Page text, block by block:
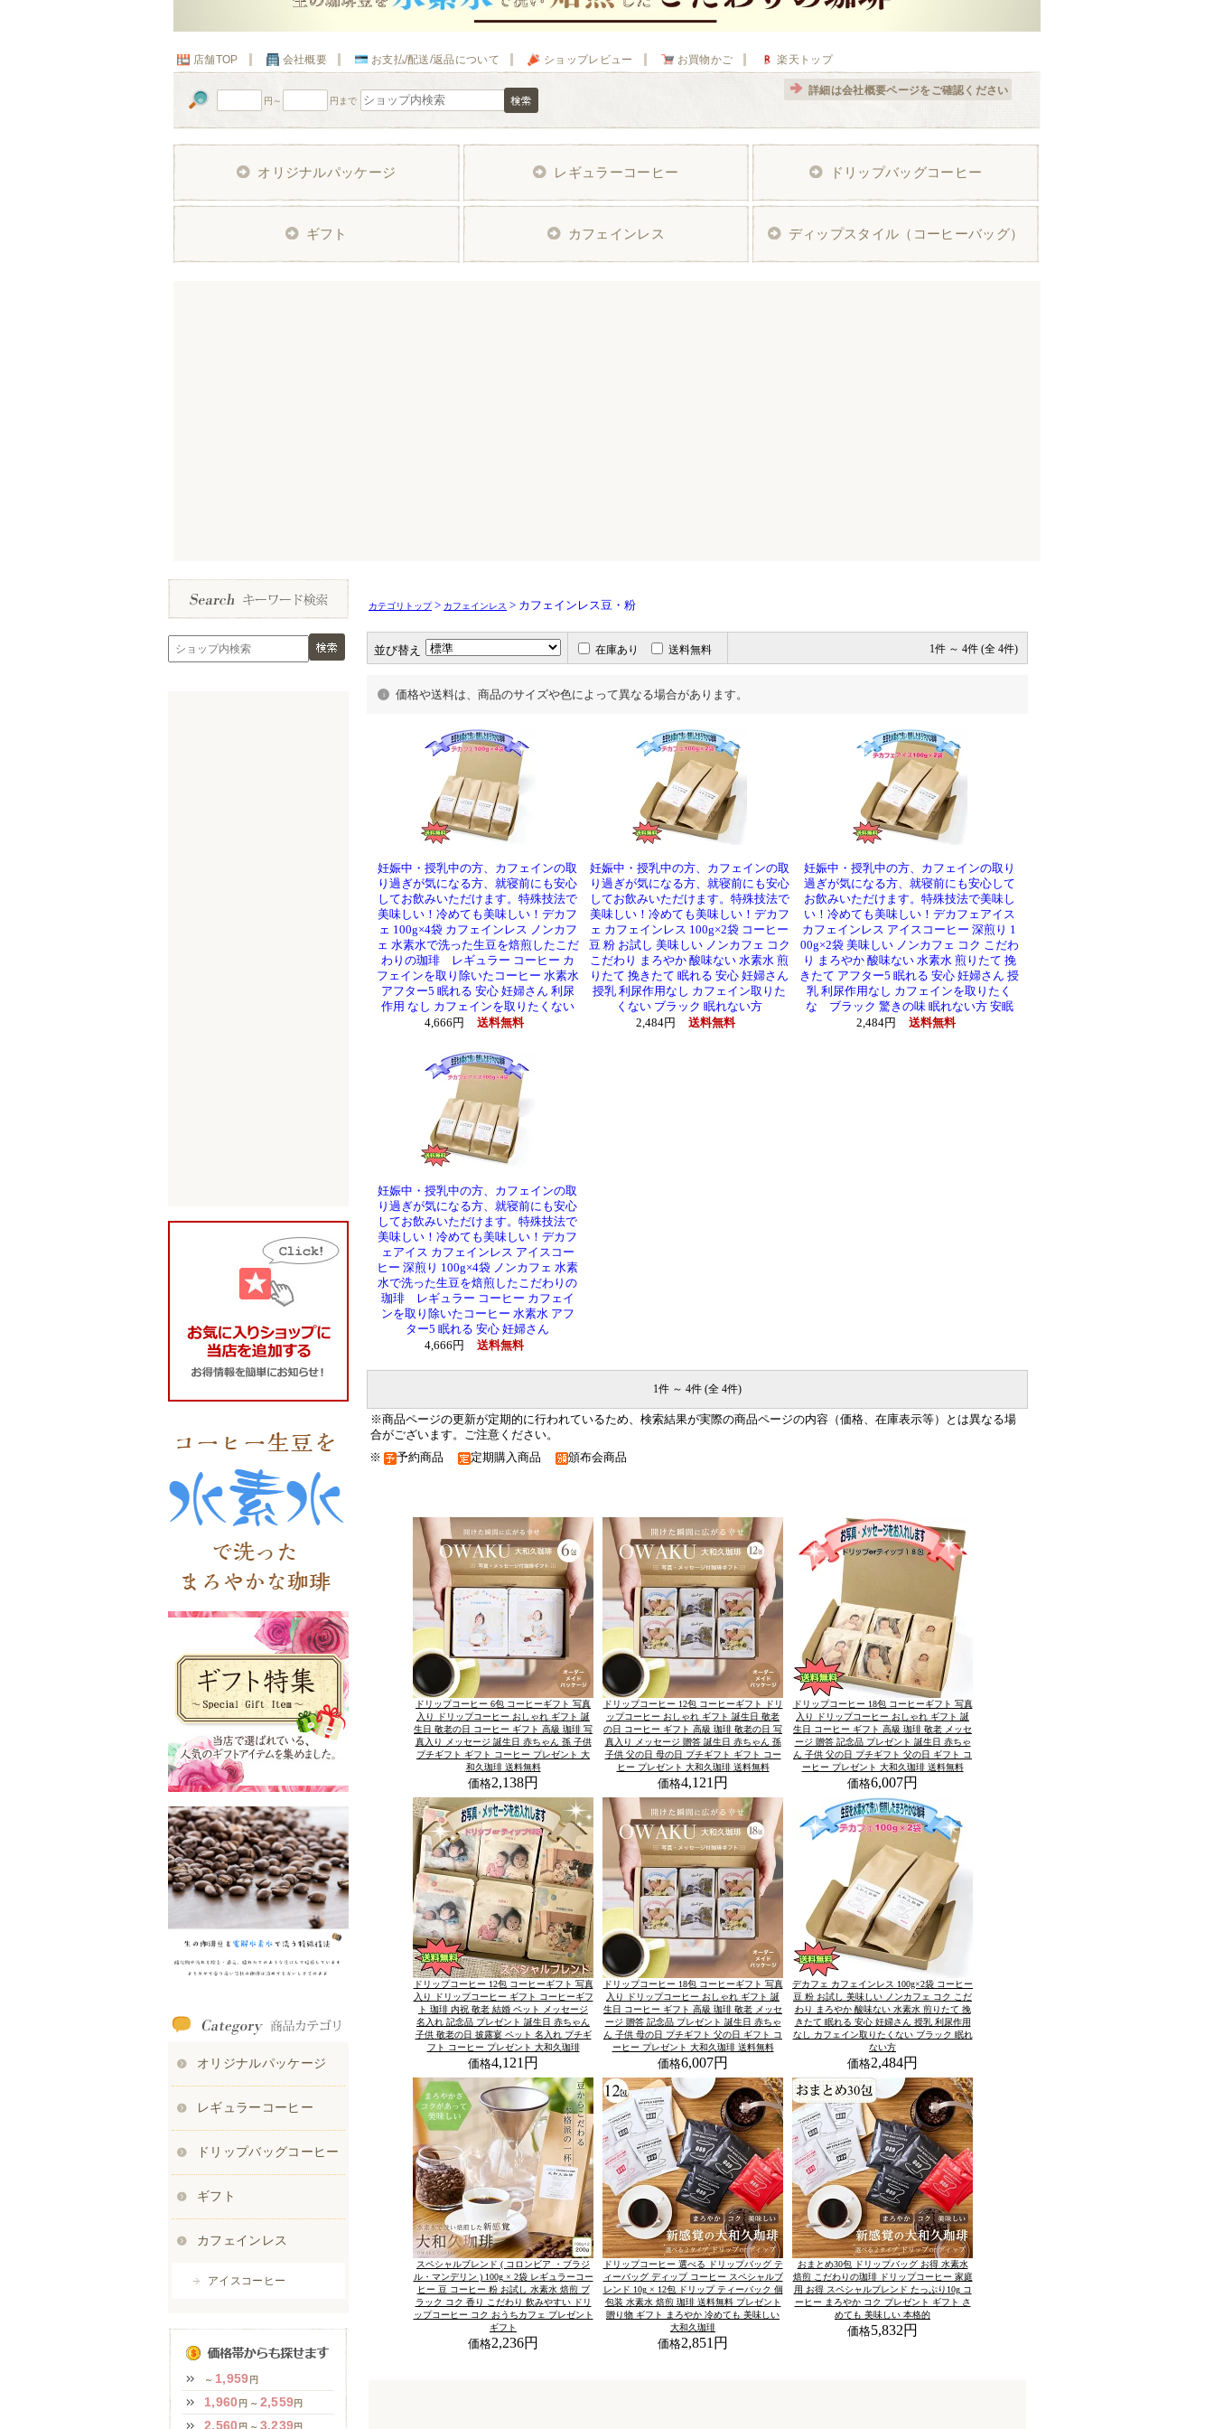
カテゴリトップ> カフェインレス > カフェインレス豆・粉
並び替え 在庫あり 送料無料 1件 ～ 4件 (全 4件)
価格や送料は、商品のサイズや色によって異なる場合があります。
妊娠中・授乳中の方、カフェインの取
り過ぎが気になる方、就寝前にも安心
してお飲みいただけます。特殊技法で
美味しい！冷めても美味しい！デカフ
ェ 100g×4袋 カフェインレス ノンカフ
ェ 水素水で洗った生豆を焙煎したこだ
わりの珈琲 レギュラー コーヒー カ
フェインを取り除いたコーヒー 水素水
アフター5 眠れる 安心 妊婦さん 利尿
作用 なし カフェインを取りたくない
4,666円
送料無料
妊娠中・授乳中の方、カフェインの取
り過ぎが気になる方、就寝前にも安心
してお飲みいただけます。特殊技法で
美味しい！冷めても美味しい！デカフ
ェ カフェインレス 100g×2袋 コーヒー
豆 粉 お試し 美味しい ノンカフェ コク
こだわり まろやか 酸味ない 水素水 煎
りたて 挽きたて 眠れる 安心 妊婦さん
授乳 利尿作用なし カフェイン取りた
くない ブラック 眠れない方
2,484円
送料無料
妊娠中・授乳中の方、カフェインの取り
過ぎが気になる方、就寝前にも安心して
お飲みいただけます。特殊技法で美味し
い！冷めても美味しい！デカフェアイス
カフェインレス アイスコーヒー 深煎り 1
00g×2袋 美味しい ノンカフェ コク こだわ
り まろやか 酸味ない 水素水 煎りたて 挽
きたて アフター5 眠れる 安心 妊婦さん 授
乳 利尿作用なし カフェインを取りたく
な ブラック 驚きの味 眠れない方 安眠
2,484円
送料無料
妊娠中・授乳中の方、カフェインの取
り過ぎが気になる方、就寝前にも安心
してお飲みいただけます。特殊技法で
美味しい！冷めても美味しい！デカフ
ェアイス カフェインレス アイスコー
ヒー 深煎り 100g×4袋 ノンカフェ 水素
水で洗った生豆を焙煎したこだわりの
珈琲 レギュラー コーヒー カフェイ
ンを取り除いたコーヒー 水素水 アフ
ター5 眠れる 安心 妊婦さん
4,666円
送料無料
1件 ～ 4件 (全 4件)
※商品ページの更新が定期的に行われているため、検索結果が実際の商品ページの内容（価格、在庫表示等）とは異なる場
合がございます。ご注意ください。
※ 予約商品 定期購入商品 頒布会商品
ドリップコーヒー 6包 コーヒーギフト 写真
入り ドリップコーヒー おしゃれ ギフト 誕
生日 敬老の日 コーヒー ギフト 高級 珈琲 写
真入り メッセージ 誕生日 赤ちゃん 孫 子供
プチギフト ギフト コーヒー プレゼント 大
和久珈琲 送料無料
価格2,138円
ドリップコーヒー 12包 コーヒーギフト ドリ
ップコーヒー おしゃれ ギフト 誕生日 敬老
の日 コーヒー ギフト 高級 珈琲 敬老の日 写
真入り メッセージ 贈答 誕生日 赤ちゃん 孫
子供 父の日 母の日 プチギフト ギフト コー
ヒー プレゼント 大和久珈琲 送料無料
価格4,121円
ドリップコーヒー 18包 コーヒーギフト 写真
入り ドリップコーヒー おしゃれ ギフト 誕
生日 コーヒー ギフト 高級 珈琲 敬老 メッセ
ージ 贈答 記念品 プレゼント 誕生日 赤ちゃ
ん 子供 父の日 プチギフト 父の日 ギフト コ
ーヒー プレゼント 大和久珈琲 送料無料
価格6,007円
ドリップコーヒー 12包 コーヒーギフト 写真
入り ドリップコーヒー ギフト コーヒーギフ
ト 珈琲 内祝 敬老 結婚 ペット メッセージ
名入れ 記念品 プレゼント 誕生日 赤ちゃん
子供 敬老の日 披露宴 ペット 名入れ プチギ
フト コーヒー プレゼント 大和久珈琲
価格4,121円
ドリップコーヒー 18包 コーヒーギフト 写真
入り ドリップコーヒー おしゃれ ギフト 誕
生日 コーヒー ギフト 高級 珈琲 敬老 メッセ
ージ 贈答 記念品 プレゼント 誕生日 赤ちゃ
ん 子供 母の日 プチギフト 父の日 ギフト コ
ーヒー プレゼント 大和久珈琲 送料無料
価格6,007円
デカフェ カフェインレス 100g×2袋 コーヒー
豆 粉 お試し 美味しい ノンカフェ コク こだ
わり まろやか 酸味ない 水素水 煎りたて 挽
きたて 眠れる 安心 妊婦さん 授乳 利尿作用
なし カフェイン取りたくない ブラック 眠れ
ない方
価格2,484円
スペシャルブレンド ( コロンビア ・ブラジ
ル・マンデリン ) 100g × 2袋 レギュラーコー
ヒー 豆 コーヒー 粉 お試し 水素水 焙煎 ブ
ラック コク 香り こだわり 飲みやすい ドリ
ップコーヒー コク おうちカフェ プレゼント
ギフト
価格2,236円
ドリップコーヒー 選べる ドリップバッグ テ
ィーバッグ ディップ コーヒー スペシャルブ
レンド 10g × 12包 ドリップ ティーバック 個
包装 水素水 焙煎 珈琲 送料無料 プレゼント
贈り物 ギフト まろやか 冷めても 美味しい
大和久珈琲
価格2,851円
おまとめ30包 ドリップバッグ お得 水素水
焙煎 こだわりの珈琲 ドリップコーヒー 家庭
用 お得 スペシャルブレンド たっぷり10g コ
ーヒー まろやか コク プレゼント ギフト さ
めても 美味しい 本格的
価格5,832円